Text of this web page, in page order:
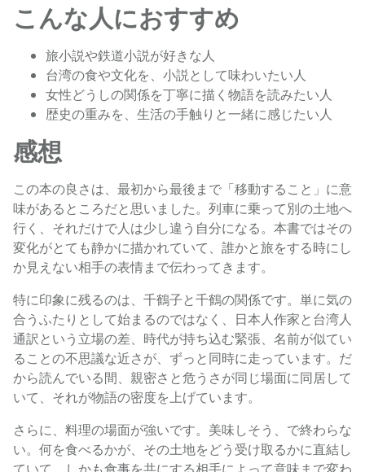
こんな人におすすめ
旅小説や鉄道小説が好きな人
台湾の食や文化を、小説として味わいたい人
女性どうしの関係を丁寧に描く物語を読みたい人
歴史の重みを、生活の手触りと一緒に感じたい人
感想
この本の良さは、最初から最後まで「移動すること」に意
味があるところだと思いました。列車に乗って別の土地へ
行く、それだけで人は少し違う自分になる。本書ではその
変化がとても静かに描かれていて、誰かと旅をする時にし
か見えない相手の表情まで伝わってきます。
特に印象に残るのは、千鶴子と千鶴の関係です。単に気の
合うふたりとして始まるのではなく、日本人作家と台湾人
通訳という立場の差、時代が持ち込む緊張、名前が似てい
ることの不思議な近さが、ずっと同時に走っています。だ
から読んでいる間、親密さと危うさが同じ場面に同居して
いて、それが物語の密度を上げています。
さらに、料理の場面が強いです。美味しそう、で終わらな
い。何を食べるかが、その土地をどう受け取るかに直結し